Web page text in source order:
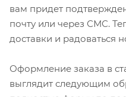
вам придет
почту или через СМС.
доставки и радоваться
Оформление заказа в
выглядит следующим